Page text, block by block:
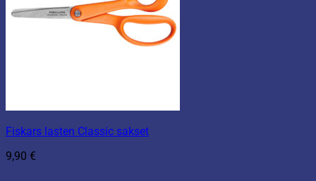
Fiskars lasten Classic sakset
9,90 €